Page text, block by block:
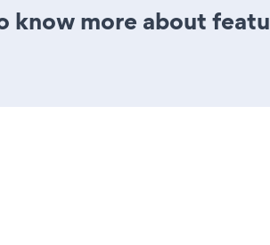
know more about